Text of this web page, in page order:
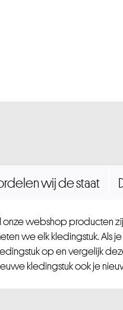
wij de staat
onze webshop producten
we elk kledingstuk. Als
op en vergelijk
kledingstuk ook je